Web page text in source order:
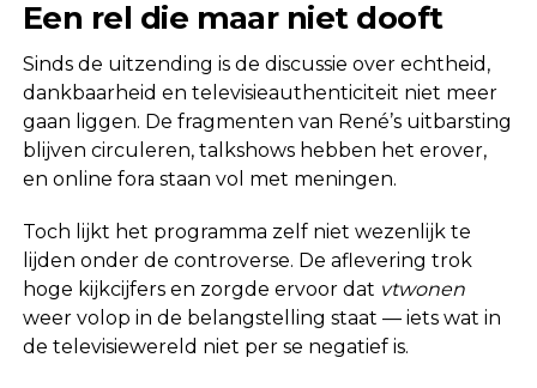
Een rel die maar niet dooft
Sinds de uitzending is de discussie over echtheid,
dankbaarheid en televisieauthenticiteit niet meer
gaan liggen. De fragmenten van René’s uitbarsting
blijven circuleren, talkshows hebben het erover,
en online fora staan vol met meningen.
Toch lijkt het programma zelf niet wezenlijk te
lijden onder de controverse. De aflevering trok
hoge kijkcijfers en zorgde ervoor dat vtwonen
weer volop in de belangstelling staat — iets wat in
de televisiewereld niet per se negatief is.